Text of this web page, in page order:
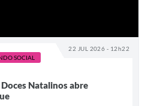
22 JUL 2026 - 12h22
SOCIAL
Natalinos abre